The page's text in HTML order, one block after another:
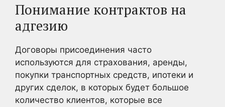
Понимание контрактов на
адгезию
Договоры присоединения часто
используются для страхования, аренды,
покупки транспортных средств, ипотеки и
других сделок, в которых будет большое
количество клиентов, которые все